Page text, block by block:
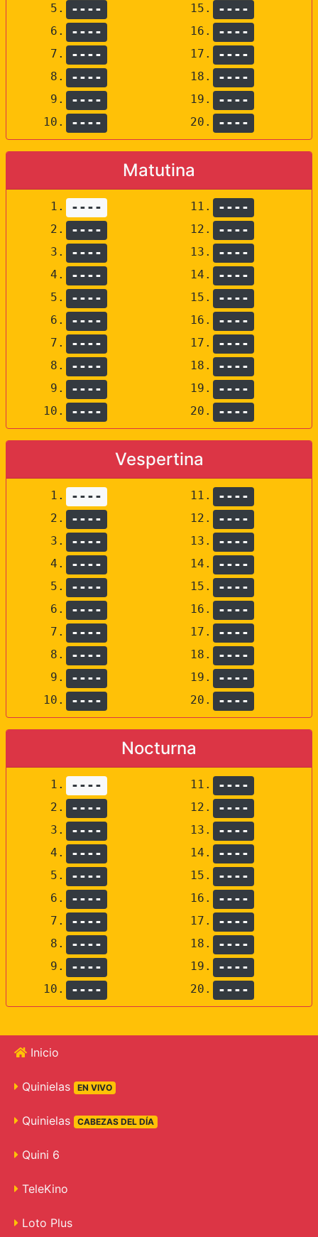
Inicio
Quinielas EN VIVO
Quinielas CABEZAS DEL DÍA
Quini 6
TeleKino
Loto Plus
5. ---- 15. ----
6. ---- 16. ----
7. ---- 17. ----
8. ---- 18. ----
9. ---- 19. ----
10. ---- 20. ----
Matutina
1. ---- 11. ----
2. ---- 12. ----
3. ---- 13. ----
4. ---- 14. ----
5. ---- 15. ----
6. ---- 16. ----
7. ---- 17. ----
8. ---- 18. ----
9. ---- 19. ----
10. ---- 20. ----
Vespertina
1. ---- 11. ----
2. ---- 12. ----
3. ---- 13. ----
4. ---- 14. ----
5. ---- 15. ----
6. ---- 16. ----
7. ---- 17. ----
8. ---- 18. ----
9. ---- 19. ----
10. ---- 20. ----
Nocturna
1. ---- 11. ----
2. ---- 12. ----
3. ---- 13. ----
4. ---- 14. ----
5. ---- 15. ----
6. ---- 16. ----
7. ---- 17. ----
8. ---- 18. ----
9. ---- 19. ----
10. ---- 20. ----